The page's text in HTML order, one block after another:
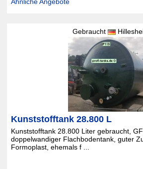
Gebraucht
Kunststofftank 28.800 L
Kunststofftank 28.800 Liter gebraucht,
doppelwandiger Flachbodentank, guter
Formoplast, ehemals f ...